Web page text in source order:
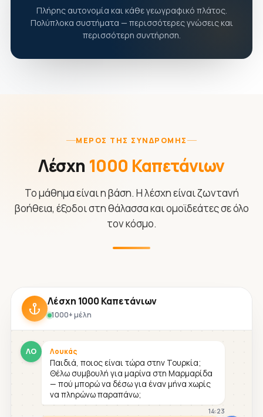
Πλήρης αυτονομία και κάθε γεωγραφικό πλάτος.
Πολύπλοκα συστήματα — περισσότερες γνώσεις και
περισσότερη συντήρηση.
ΜΈΡΟΣ ΤΗΣ ΣΥΝΔΡΟΜΉΣ
Λέσχη 1000 Καπετάνιων
Το μάθημα είναι η βάση. Η λέσχη είναι ζωντανή
βοήθεια, έξοδοι στη θάλασσα και ομοϊδεάτες σε όλο
τον κόσμο.
Λέσχη 1000 Καπετάνιων
1000+ μέλη
ΛΟ Λουκάς
Παιδιά, ποιος είναι τώρα στην Τουρκία;
Θέλω συμβουλή για μαρίνα στη Μαρμαρίδα
— πού μπορώ να δέσω για έναν μήνα χωρίς
να πληρώνω παραπάνω;
14:23